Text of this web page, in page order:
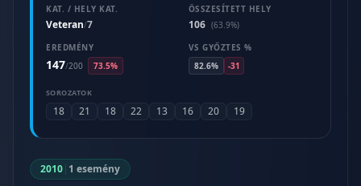
KAT. / HELY KAT.
Veteran/7
ÖSSZESÍTETT HELY
106 (63.9%)
EREDMÉNY
147/200 73.5%
VS GYŐZTES %
82.6%
-31
SOROZATOK
18 21 18 22 13 16 20 19
2010| 1 esemény